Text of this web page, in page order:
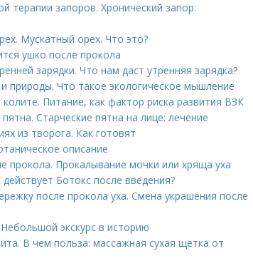
терапии запоров. Хронический запор:
Мускатный орех. Что это?
ушко после прокола
зарядки. Что нам даст утренняя зарядка?
природы. Что такое экологическое мышление
Питание, как фактор риска развития ВЗК
Старческие пятна на лице: лечение
из творога. Как готовят
описание
прокола. Прокалывание мочки или хряща уха
Ботокс после введения?
после прокола уха. Смена украшения после
экскурс в историю
В чем польза: массажная сухая щетка от